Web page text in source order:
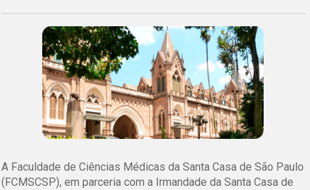
A Faculdade de Ciências Médicas da Santa Casa de São Paulo
(FCMSCSP), em parceria com a Irmandade da Santa Casa de